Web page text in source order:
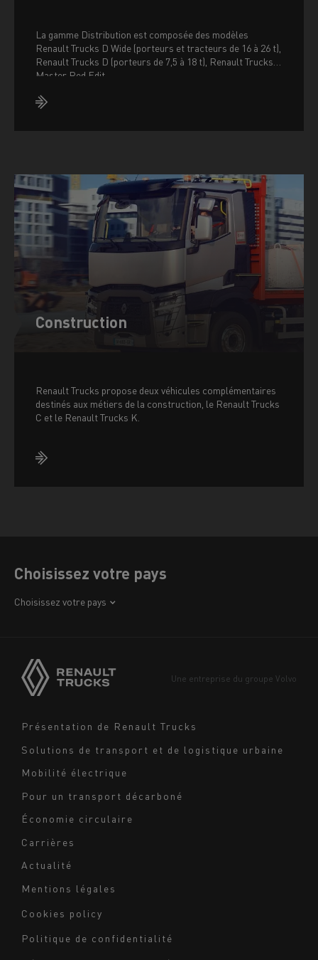
La gamme Distribution est composée des modèles
Renault Trucks D Wide (porteurs et tracteurs de 16 à 26 t),
Renault Trucks D (porteurs de 7,5 à 18 t), Renault Trucks
Master Red Edit
Construction
Renault Trucks propose deux véhicules complémentaires
destinés aux métiers de la construction, le Renault Trucks
C et le Renault Trucks K.
Choisissez votre pays
Choisissez votre pays
Europe
Navigation
Présentation de Renault Trucks
Solutions de transport et de logistique urbaine
Mobilité électrique
Pour un transport décarboné
Économie circulaire
Carrières
Actualité
Une entreprise du groupe Volvo
bas
Mentions légales
Cookies policy
Politique de confidentialité